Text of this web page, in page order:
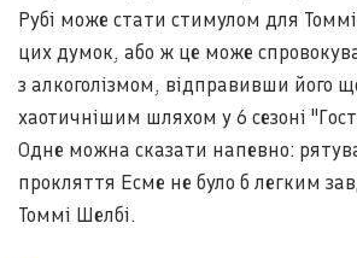
Рубі може стати стимулом для
цих думок, або ж це може
з алкоголізмом, відправивши його
хаотичнішим шляхом у 6 сезоні
Одне можна сказати напевно:
прокляття Есме не було б легким
Томмі Шелбі.